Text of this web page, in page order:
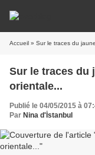
Accueil » Sur le traces du
Sur le traces du
orientale...
Publié le 04/05/2015 à
Par Nina d'İstanbul